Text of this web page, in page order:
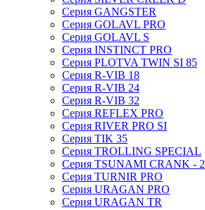
Серия GANGSTER
Серия GOLAVL PRO
Серия GOLAVL S
Серия INSTINCT PRO
Серия PLOTVA TWIN SI 85
Серия R-VIB 18
Серия R-VIB 24
Серия R-VIB 32
Серия REFLEX PRO
Серия RIVER PRO SI
Серия TIK 35
Серия TROLLING SPECIAL
Серия TSUNAMI CRANK - 2
Серия TURNIR PRO
Серия URAGAN PRO
Серия URAGAN TR